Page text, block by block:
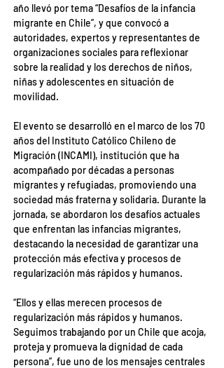
año llevó por tema “Desafíos de la infancia
migrante en Chile”, y que convocó a
autoridades, expertos y representantes de
organizaciones sociales para reflexionar
sobre la realidad y los derechos de niños,
niñas y adolescentes en situación de
movilidad.
El evento se desarrolló en el marco de los 70
años del Instituto Católico Chileno de
Migración (INCAMI), institución que ha
acompañado por décadas a personas
migrantes y refugiadas, promoviendo una
sociedad más fraterna y solidaria. Durante la
jornada, se abordaron los desafíos actuales
que enfrentan las infancias migrantes,
destacando la necesidad de garantizar una
protección más efectiva y procesos de
regularización más rápidos y humanos.
“Ellos y ellas merecen procesos de
regularización más rápidos y humanos.
Seguimos trabajando por un Chile que acoja,
proteja y promueva la dignidad de cada
persona”, fue uno de los mensajes centrales